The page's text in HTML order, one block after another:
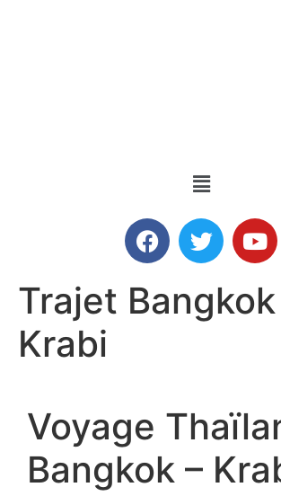
Trajet Bangkok
Krabi
Voyage
Bangkok –